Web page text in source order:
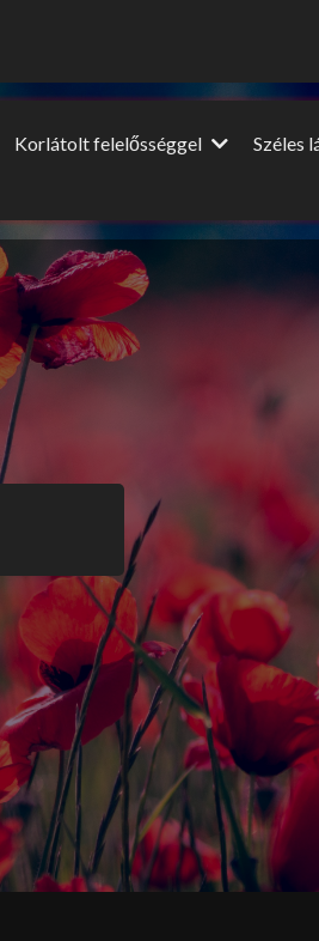
Korlátolt felelősséggel
Beszéljünk másról
DIY
Széles